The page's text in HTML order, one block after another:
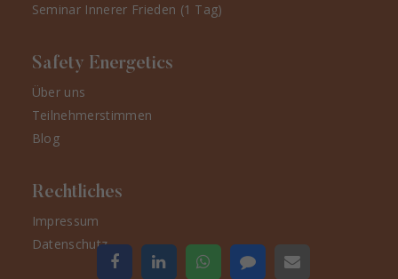
Seminar Innerer Frieden (1 Tag)
Safety Energetics
Über uns
Teilnehmerstimmen
Blog
Rechtliches
Impressum
Datenschutz